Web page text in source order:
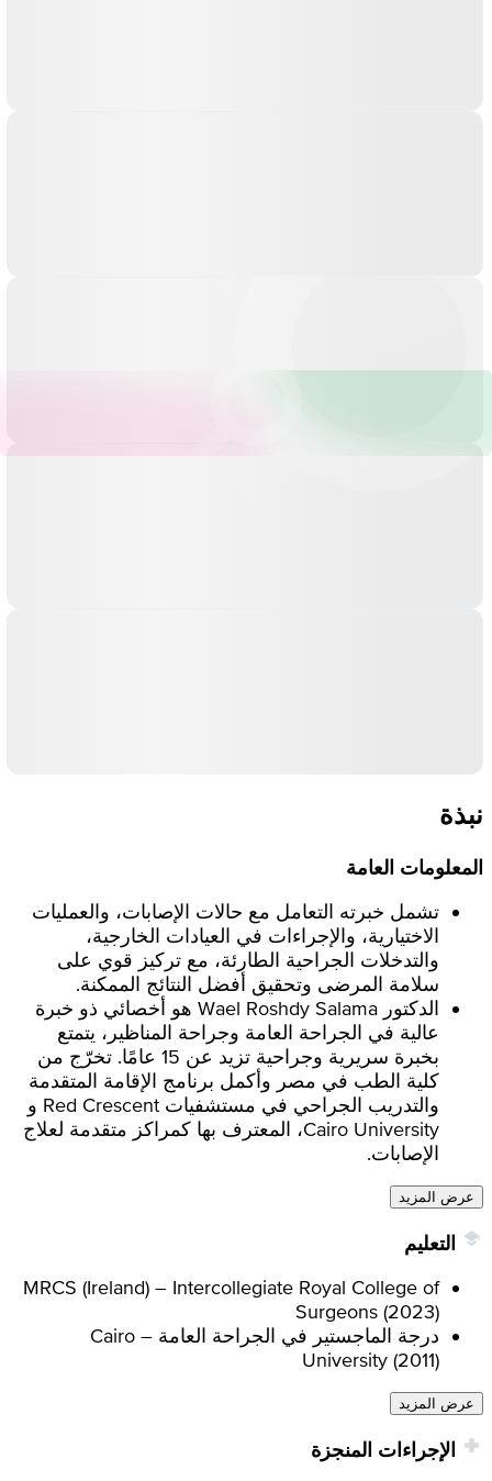
نبذة
المعلومات العامة
تشمل خبرته التعامل مع حالات الإصابات، والعمليات
الاختيارية، والإجراءات في العيادات الخارجية،
والتدخلات الجراحية الطارئة، مع تركيز قوي على
سلامة المرضى وتحقيق أفضل النتائج الممكنة.
الدكتور Wael Roshdy Salama هو أخصائي ذو خبرة
عالية في الجراحة العامة وجراحة المناظير، يتمتع
بخبرة سريرية وجراحية تزيد عن 15 عامًا. تخرّج من
كلية الطب في مصر وأكمل برنامج الإقامة المتقدمة
والتدريب الجراحي في مستشفيات Red Crescent و
Cairo University، المعترف بها كمراكز متقدمة لعلاج
الإصابات.
عرض المزيد
التعليم
MRCS (Ireland) – Intercollegiate Royal College of
Surgeons (2023)
درجة الماجستير في الجراحة العامة – Cairo
University (2011)
عرض المزيد
الإجراءات المنجزة